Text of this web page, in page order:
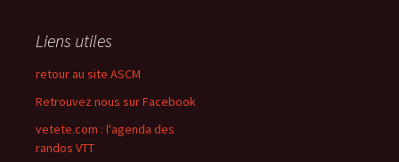
Liens utiles
retour au site ASCM
Retrouvez nous sur Facebook
vetete.com : l'agenda des
randos VTT